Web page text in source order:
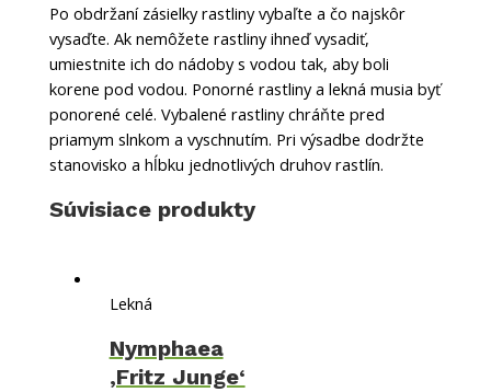
Po obdržaní zásielky rastliny vybaľte a čo najskôr
vysaďte. Ak nemôžete rastliny ihneď vysadiť,
umiestnite ich do nádoby s vodou tak, aby boli
korene pod vodou. Ponorné rastliny a lekná musia byť
ponorené celé. Vybalené rastliny chráňte pred
priamym slnkom a vyschnutím. Pri výsadbe dodržte
stanovisko a hĺbku jednotlivých druhov rastlín.
Súvisiace produkty
Lekná
Nymphaea
‚Fritz Junge‘